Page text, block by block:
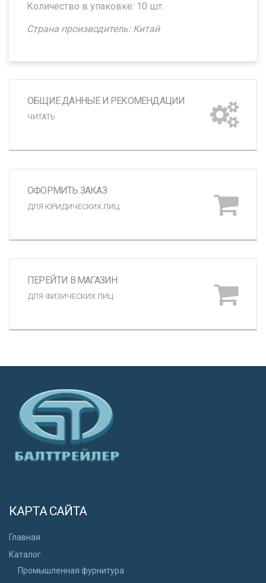
Количество в упаковке: 10 шт.
Страна производитель: Китай
ОБЩИЕ ДАННЫЕ И РЕКОМЕНДАЦИИ
ЧИТАТЬ
ОФОРМИТЬ ЗАКАЗ
ДЛЯ ЮРИДИЧЕСКИХ ЛИЦ
ПЕРЕЙТИ В МАГАЗИН
ДЛЯ ФИЗИЧЕСКИХ ЛИЦ
КАРТА САЙТА
Главная
Каталог
Промышленная фурнитура